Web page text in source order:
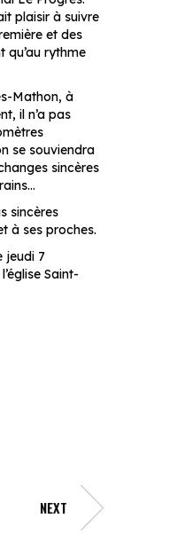
plaisir à suivre
et des
qu’au rythme
Mathon, à
il n’a pas
se souviendra
sincères
sincères
à ses proches.
jeudi 7
Saint-
NEXT